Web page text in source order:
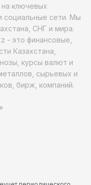
на ключевых
социальные сети. Мы
СНГ и мира.
- это финансовые,
Казахстана,
курсы валют и
сырьевых и
бирж, компаний.